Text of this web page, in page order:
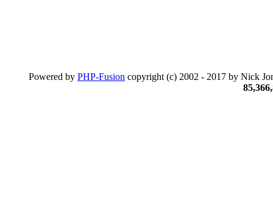
Powered by PHP-Fusion copyright (c) 2002 - 2017 by Nick